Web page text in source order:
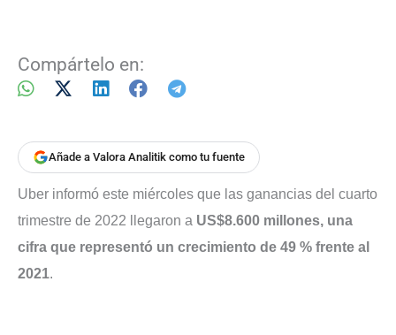
Compártelo en:
Añade a Valora Analitik como tu fuente
Uber informó este miércoles que las ganancias del cuarto
trimestre de 2022 llegaron a US$8.600 millones, una
cifra que representó un crecimiento de 49 % frente al
2021.